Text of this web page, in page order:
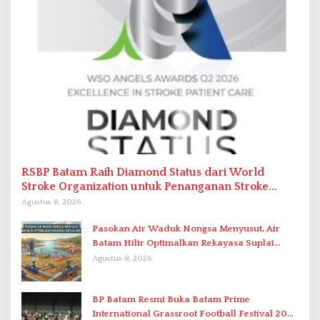
RSBP Batam Raih Diamond Status dari World
Stroke Organization untuk Penanganan Stroke
Berstandar Internasional
Agustus 8, 2026
Pasokan Air Waduk Nongsa Menyusut, Air
Batam Hilir Optimalkan Rekayasa Suplai
Antar-IPAM
Agustus 8, 2026
BP Batam Resmi Buka Batam Prime
International Grassroot Football Festival 2026